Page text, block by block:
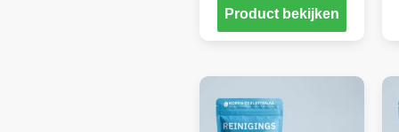
Product bekijken